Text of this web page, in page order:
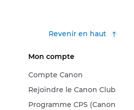
Revenir en haut
Mon compte
Compte Canon
Rejoindre le Canon Club
Programme CPS (Canon